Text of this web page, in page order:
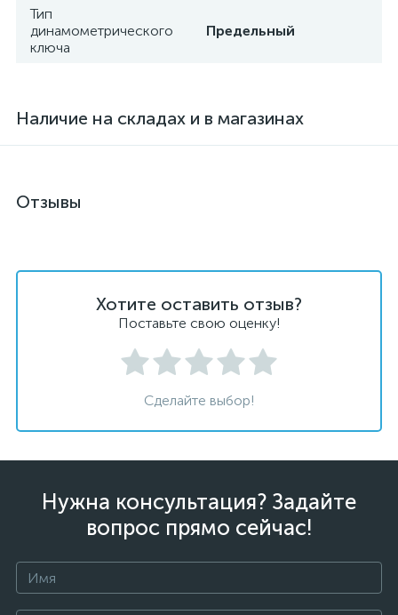
Тип
динамометрического
ключа
Предельный
Наличие на складах и в магазинах
Отзывы
Хотите оставить отзыв?
Поставьте свою оценку!
Сделайте выбор!
Нужна консультация? Задайте
вопрос прямо сейчас!